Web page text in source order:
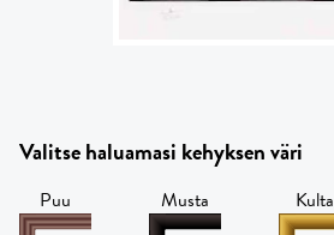
Valitse haluamasi kehyksen väri
Puu Musta Kulta